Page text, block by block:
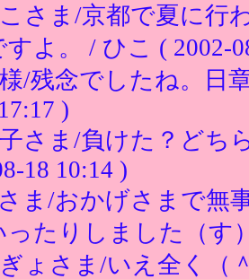
さま/京都で夏に行
すよ。 / ひこ ( 2002-
/残念でしたね。日
)
さま/負けた？どち
18 10:14 )
ま/おかげさまで無
ったりしました（す
ょさま/いえ全く（